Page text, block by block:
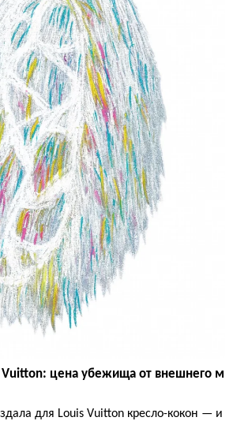
Vuitton: цена убежища от внешнего м
для Louis Vuitton кресло-кокон — и